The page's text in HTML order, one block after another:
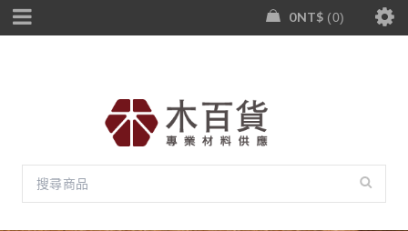
0NT$ 0